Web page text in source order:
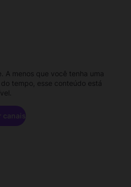
A menos que você tenha uma
tempo, esse conteúdo está
canais